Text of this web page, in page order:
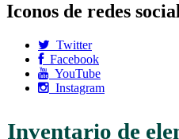
Iconos de redes
Twitter
Facebook
YouTube
Instagram
Inventario de